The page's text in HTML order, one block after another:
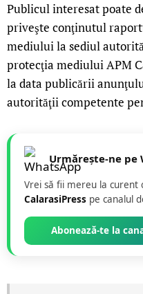
Publicul interesat poate
priveşte conţinutul
mediului la sediul
protecţia mediului APM
la data publicării
autorităţii competente
Urmărește-ne pe
Vrei să fii mereu la curent
CalarasiPress pe canalul
Abonează-te la